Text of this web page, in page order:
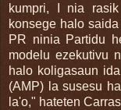
kumpri, I nia
konsege halo
PR ninia Partidu
modelu ezekutivu
halo koligasaun
(AMP) la susesu
la'o," hateten